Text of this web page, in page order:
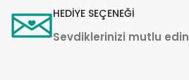
HEDİYE SEÇENEĞİ
Sevdiklerinizi mutlu edin